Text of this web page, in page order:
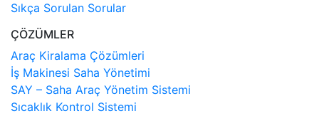
Sıkça Sorulan Sorular
ÇÖZÜMLER
Araç Kiralama Çözümleri
İş Makinesi Saha Yönetimi
SAY – Saha Araç Yönetim Sistemi
Sıcaklık Kontrol Sistemi